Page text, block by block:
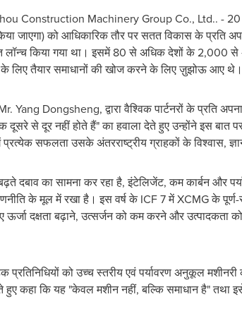
Construction Machinery Group Co., Ltd.. -
जाएगा) को आधिकारिक तौर पर सतत विकास के प्रति
किया गया था। इसमें 80 से अधिक देशों के 2,000 से
के लिए तैयार समाधानों की खोज करने के लिए ज़ुझोऊ आए थे।
Yang Dongsheng, द्वारा वैश्विक पार्टनरों के प्रति
से दूर नहीं होते हैं" का हवाला देते हुए उन्होंने इस
सफलता उसके अंतरराष्ट्रीय ग्राहकों के विश्वास,
दबाव का सामना कर रहा है, इंटेलिजेंट, कम कार्बन और
के मूल में रखा है। इस वर्ष के ICF 7 में XCMG के पूर्ण-
ऊर्जा दक्षता बढ़ाने, उत्सर्जन को कम करने और
प्रतिनिधियों को उच्च स्तरीय एवं पर्यावरण अनुकूल
कहा कि यह "केवल मशीन नहीं, बल्कि समाधान है" तथा इसे